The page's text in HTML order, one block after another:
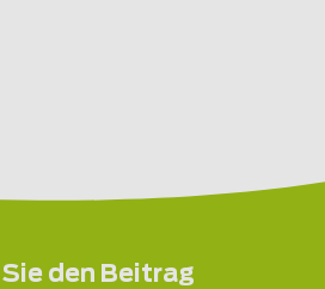
den Beitrag